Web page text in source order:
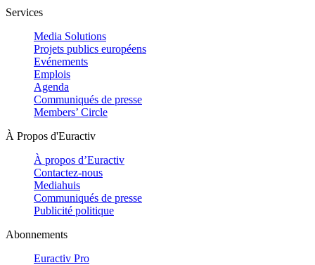
Services
Media Solutions
Projets publics européens
Evénements
Emplois
Agenda
Communiqués de presse
Members’ Circle
À Propos d'Euractiv
À propos d’Euractiv
Contactez-nous
Mediahuis
Communiqués de presse
Publicité politique
Abonnements
Euractiv Pro